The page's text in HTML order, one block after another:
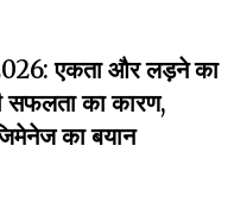
एकता और लड़ने का
सफलता का कारण,
का बयान